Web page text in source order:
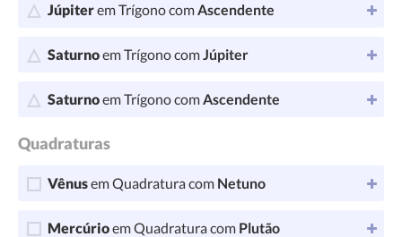
Júpiterem Trígono comAscendente
Saturnoem Trígono comJúpiter
Saturnoem Trígono comAscendente
Quadraturas
Vênusem Quadratura com Netuno
Mercúrioem Quadratura com Plutão